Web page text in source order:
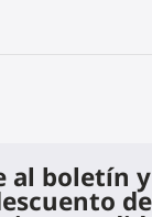
al boletín